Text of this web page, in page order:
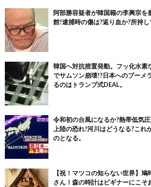
阿部勝容疑者が韓国籍の李興宗を
館!逮捕時の傷は?返り血か?所持し
韓国へ対抗措置発動。フッ化水素
でサムソン崩壊!?日本へのブーメ
るのはトランプ式DEAL。
令和初の台風になるか?熱帯低気
上陸の恐れ!河川はどうなる?これ
のとなる。
【祝！マツコの知らない世界】
さん！森の時計はビギナーにこそ